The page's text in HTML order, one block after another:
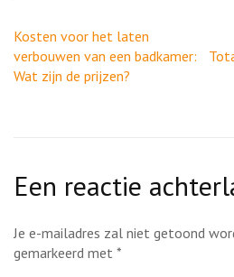
Berichtnavigatie
Kosten voor het laten
verbouwen van een badkamer:
Wat zijn de prijzen?
Een reactie
Je e-mailadres zal niet getoond
gemarkeerd met *